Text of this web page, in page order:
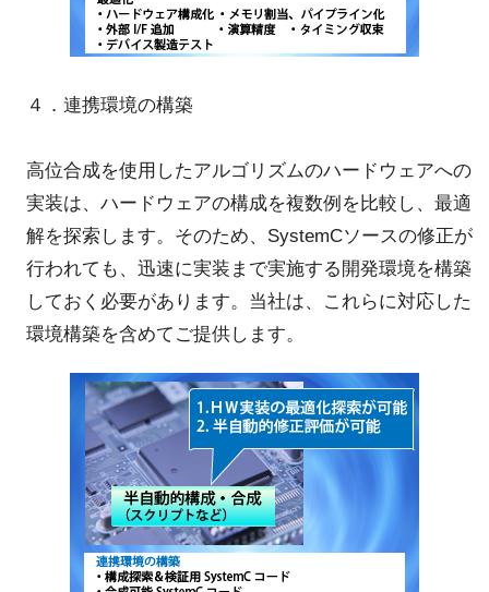
４．連携環境の構築
高位合成を使用したアルゴリズムのハードウェアへの
実装は、ハードウェアの構成を複数例を比較し、最適
解を探索します。そのため、SystemCソースの修正が
行われても、迅速に実装まで実施する開発環境を構築
しておく必要があります。当社は、これらに対応した
環境構築を含めてご提供します。